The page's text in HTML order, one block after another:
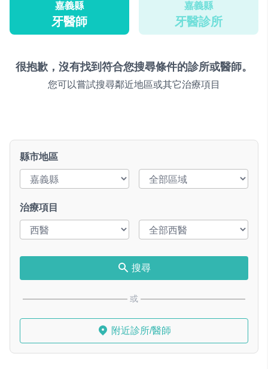
嘉義縣
牙醫師
嘉義縣
牙醫診所
很抱歉，沒有找到符合您搜尋條件的診所或醫師。
您可以嘗試搜尋鄰近地區或其它治療項目
縣市地區
治療項目
搜尋
或
附近診所/醫師